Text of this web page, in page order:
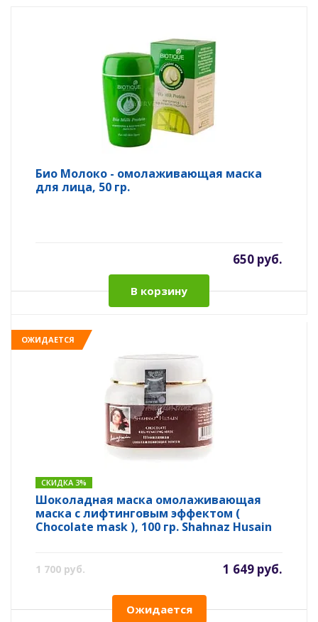
Био Молоко - омолаживающая маска
для лица, 50 гр.
650 руб.
В корзину
ОЖИДАЕТСЯ
СКИДКА 3%
Шоколадная маска омолаживающая
маска с лифтинговым эффектом (
Chocolate mask ), 100 гр. Shahnaz Husain
1 700 руб. 1 649 руб.
Ожидается